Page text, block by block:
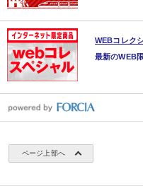
WEBコレク
最新のWEB
ページ上部へ